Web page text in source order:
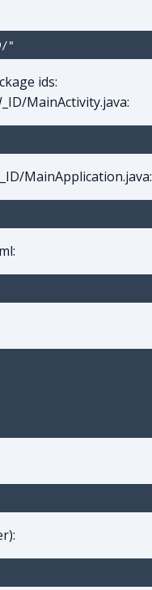
"
ids:
MainActivity.java:
MainApplication.java: